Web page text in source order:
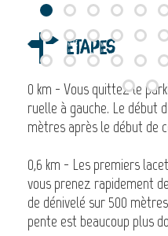
Étapes
0 km - Vous quittez le
ruelle à gauche. Le début
mètres après le début de
0,6 km - Les premiers
vous prenez rapidement
de dénivelé sur 500
pente est beaucoup plus